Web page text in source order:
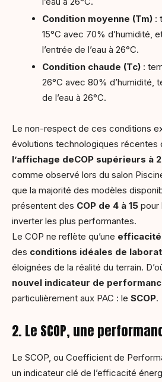
Condition moyenne (Tm) :
15°C avec 70% d’humidité,
l’entrée de l’eau à 26°C.
Condition chaude (Tc) :
26°C avec 80% d’humidité,
de l’eau à 26°C.
Le non-respect de ces conditions
évolutions technologiques récentes
l’affichage deCOP supérieurs à
comme observé lors du salon
que la majorité des modèles
présentent des COP de 4 à 15 pour
inverter les plus performantes.
Le COP ne reflète qu’une efficacité
des conditions idéales de
éloignées de la réalité du terrain.
nouvel indicateur de
particulièrement aux PAC : le SCOP.
2. Le SCOP, une
Le SCOP, ou Coefficient de
un indicateur clé de l’efficacité